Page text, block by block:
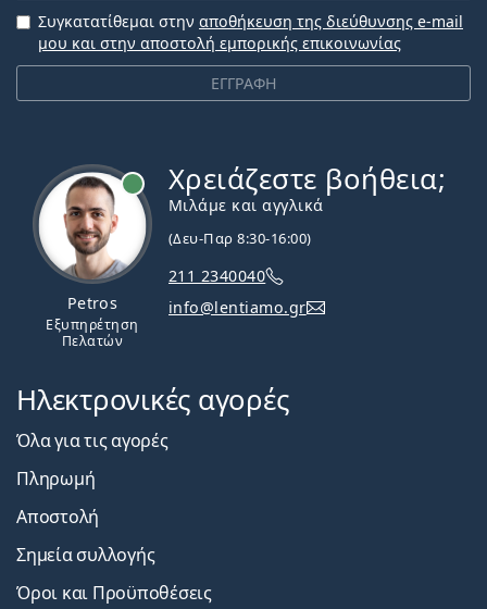
ΕΓΓΡΑΦΗ
Συγκατατίθεμαι στην αποθήκευση της διεύθυνσης e-mail
μου και στην αποστολή εμπορικής επικοινωνίας
Petros
Εξυπηρέτηση
Πελατών
Χρειάζεστε βοήθεια;
Μιλάμε και αγγλικά
(Δευ-Παρ 8:30-16:00)
211 2340040
info@lentiamo.gr
Ηλεκτρονικές αγορές
Όλα για τις αγορές
Πληρωμή
Αποστολή
Σημεία συλλογής
Όροι και Προϋποθέσεις